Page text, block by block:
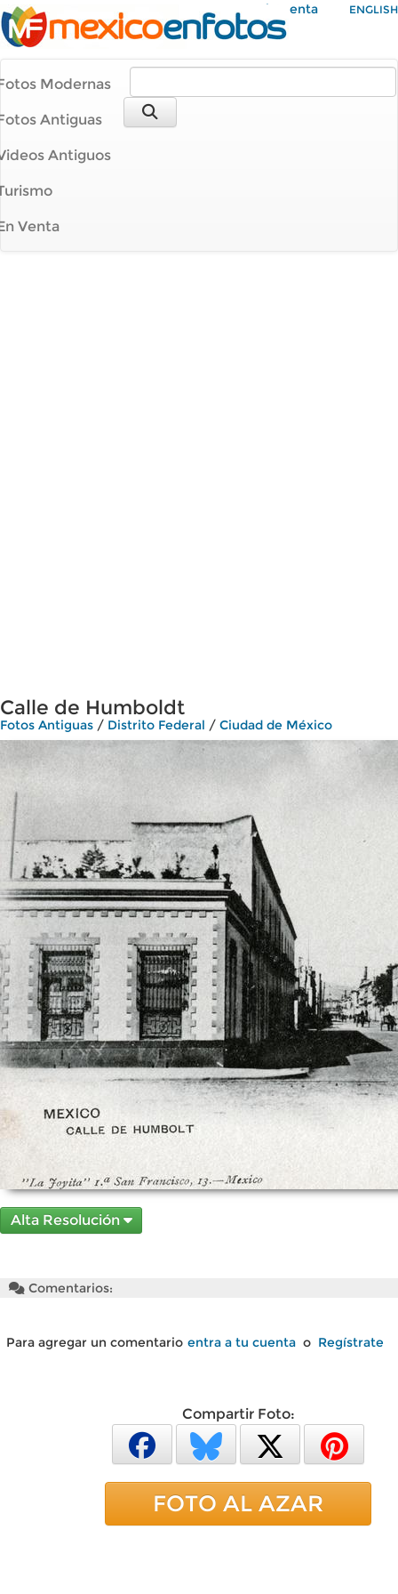
Mi Cuenta ENGLISH
Modernas
Antiguas
Antiguos
Venta
Calle de Humboldt
Fotos Antiguas / Distrito Federal / Ciudad de México
Alta Resolución
Comentarios:
Para agregar un comentario entra a tu cuenta o Regístrate
Compartir Foto:
FOTO AL AZAR